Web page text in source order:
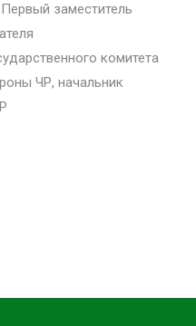
заместитель
комитета
ЧР, начальник